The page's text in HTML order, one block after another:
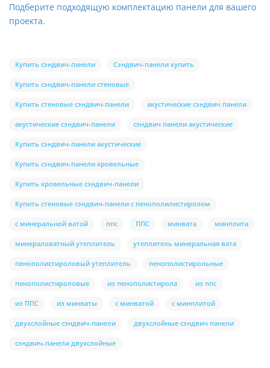
Подберите подходящую комплектацию панели для вашего
проекта.
Купить сэндвич-панели Сэндвич-панели купить
Купить сэндвич-панели стеновые
Купить стеновые сэндвич-панели акустические сэндвич панели
акустические сэндвич-панели сэндвич панели акустические
Купить сэндвич-панели акустические
Купить сэндвич-панели кровельные
Купить кровельные сэндвич-панели
Купить стеновые сэндвич-панели с пенополилистиролом
с минеральной ватой ппс ППС минвата минплита
минераловатный утеплитель утеплитель минеральная вата
пенополистироловый утеплитель пенополистирольные
пенополистироловые из пенополистирола из ппс
из ППС из минваты с минватой с минплитой
двухслойные сэндвич-панели двухслойные сэндвич панели
сэндвич-панели двухслойные